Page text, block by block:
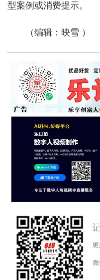
型案例或消费提示。
（编辑：映雪 ）